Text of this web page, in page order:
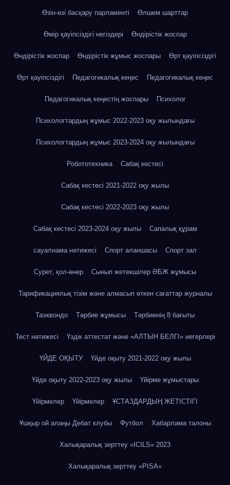
Өзін-өзі басқару парламенті Өлшем шарттар
Өмір қауіпсіздігі негіздері Өндірістік жоспар
Өндірістік жоспар Өндірістік жұмыс жоспары Өрт қауіпсіздігі
Өрт қауіпсіздігі Педагогикалық кеңес Педагогикалық кеңес
Педагогикалық кеңестің жоспары Психолог
Психологтардың жұмыс 2022-2023 оқу жылындағы
Психологтардың жұмыс 2023-2024 оқу жылындағы
Робототехника Сабақ кестесі
Сабақ кестесі 2021-2022 оқу жылы
Сабақ кестесі 2022-2023 оқу жылы
Сабақ кестесі 2023-2024 оқу жылы Сапалық құрам
сауалнама нәтижесі Спорт аланшасы Спорт зал
Сурет, қол-өнер Сынып жетекшілер ӘБЖ жұмысы
Тарификациялық тізім және алмасып өткен сағаттар журналы
Таэквондо Тәрбие жұмысы Тәрбиенің 8 бағыты
Тест нәтижесі Үздік аттестат және «АЛТЫН БЕЛГІ» иегерлері
ҮЙДЕ ОҚЫТУ Үйде оқыту 2021-2022 оқу жылы
Үйде оқыту 2022-2023 оқу жылы Үйірме жұмыстары
Үйірмелер Үйірмелер ҰСТАЗДАРДЫҢ ЖЕТІСТІГІ
Ұшқыр ой алаңы Дебат клубы Футбол Хабарлама талоны
Халықаралық зерттеу «IСILS» 2023
Халықаралық зерттеу «PISA»